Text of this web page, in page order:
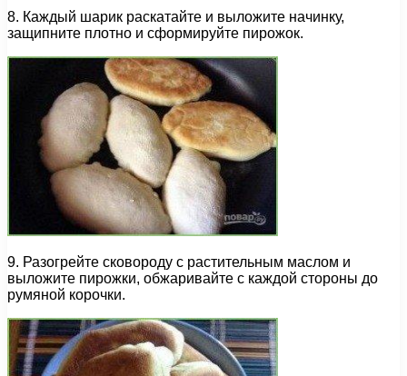
8. Каждый шарик раскатайте и выложите начинку,
защипните плотно и сформируйте пирожок.
9. Разогрейте сковороду с растительным маслом и
выложите пирожки, обжаривайте с каждой стороны до
румяной корочки.